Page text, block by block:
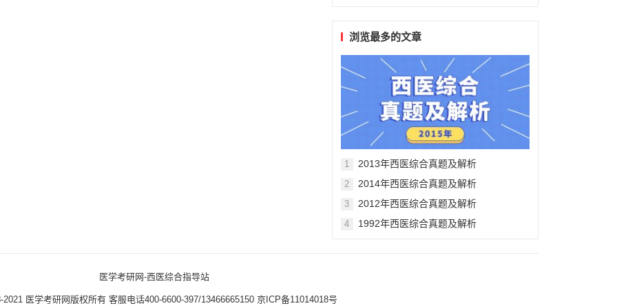
浏览最多的文章
1 2013年西医综合真题及解析
2 2014年西医综合真题及解析
3 2012年西医综合真题及解析
4 1992年西医综合真题及解析
医学考研网-西医综合指导站
2021 医学考研网版权所有客服电话400-6600-397/13466665150京ICP备11014018号